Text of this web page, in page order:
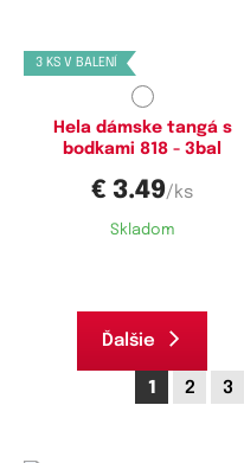
3 KS V BALENÍ
Hela dámske tangá s
bodkami 818 - 3bal
€ 3.49/ks
Skladom
Ďalšie
1 2 3